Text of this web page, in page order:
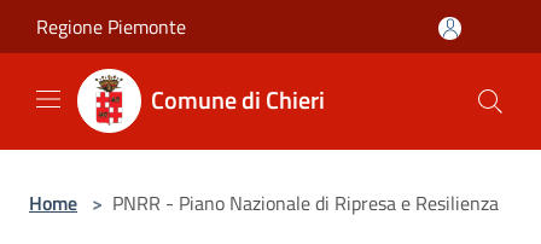
Salta al contenuto principale
Regione Piemonte
Comune di Chieri
Home > PNRR - Piano Nazionale di Ripresa e Resilienza